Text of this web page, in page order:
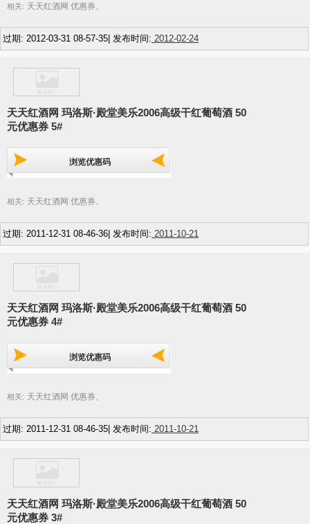
相关: 天天红酒网 优惠券
过期: 2012-03-31 08-57-35| 发布时间: 2012-02-24
天天红酒网 玛洛斯·殿堂美乐2006高级干红葡萄酒 50
元优惠券 5#
浏览优惠码
相关: 天天红酒网 优惠券
过期: 2011-12-31 08-46-36| 发布时间: 2011-10-21
天天红酒网 玛洛斯·殿堂美乐2006高级干红葡萄酒 50
元优惠券 4#
浏览优惠码
相关: 天天红酒网 优惠券
过期: 2011-12-31 08-46-35| 发布时间: 2011-10-21
天天红酒网 玛洛斯·殿堂美乐2006高级干红葡萄酒 50
元优惠券 3#